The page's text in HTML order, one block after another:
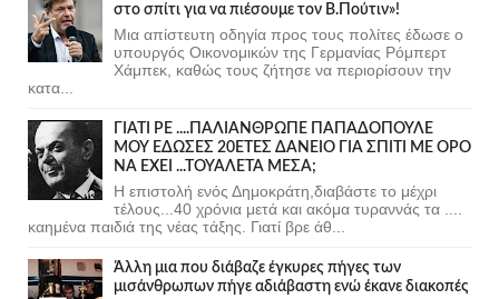
στο σπίτι για να πιέσουμε τον Β.Πούτιν»!
Μια απίστευτη οδηγία προς τους πολίτες έδωσε ο
υπουργός Οικονομικών της Γερμανίας Ρόμπερτ
Χάμπεκ, καθώς τους ζήτησε να περιορίσουν την
κατα...
ΓΙΑΤΙ ΡΕ ....ΠΑΛΙΑΝΘΡΩΠΕ ΠΑΠΑΔΟΠΟΥΛΕ
ΜΟΥ ΕΔΩΣΕΣ 20ΕΤΕΣ ΔΑΝΕΙΟ ΓΙΑ ΣΠΙΤΙ ΜΕ ΟΡΟ
ΝΑ ΕΧΕΙ ...ΤΟΥΑΛΕΤΑ ΜΕΣΑ;
Η επιστολή ενός Δημοκράτη,διαβάστε το μέχρι
τέλους...40 χρόνια μετά και ακόμα τυραννάς τα ....
καημένα παιδιά της νέας τάξης. Γιατί βρε άθ...
Άλλη μια που διάβαζε έγκυρες πήγες των
μισάνθρωπων πήγε αδιάβαστη ενώ έκανε διακοπές